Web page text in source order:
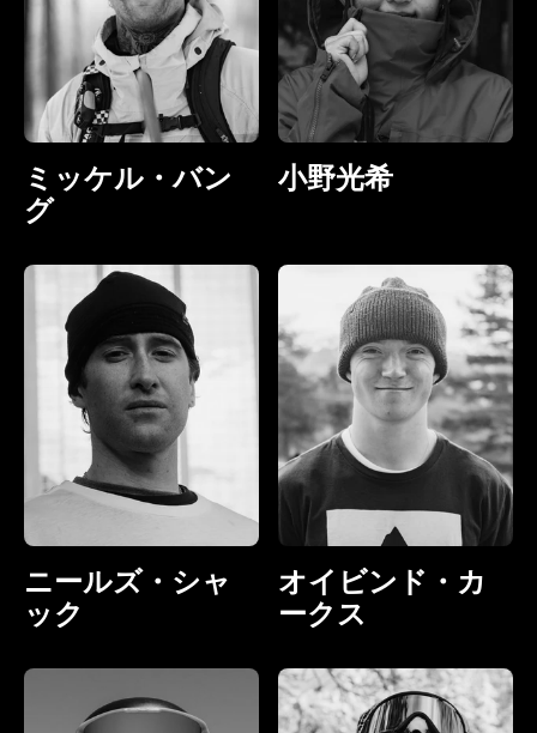
ミッケル・バン
グ
小野光希
ニールズ・シャ
ック
オイビンド・カ
ークス